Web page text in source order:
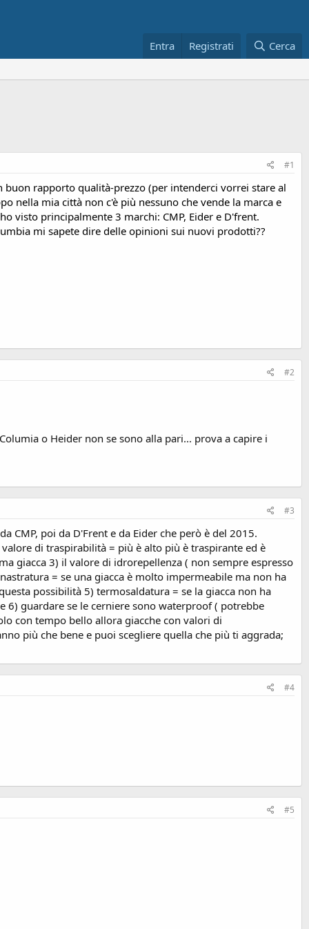
Entra Registrati Cerca
#1
rapporto qualità-prezzo (per intenderci vorrei stare al
nella mia città non c'è più nessuno che vende la marca e
visto principalmente 3 marchi: CMP, Eider e D'frent.
mi sapete dire delle opinioni sui nuovi prodotti??
#2
o Heider non se sono alla pari... prova a capire i
#3
CMP, poi da D'Frent e da Eider che però è del 2015.
di traspirabilità = più è alto più è traspirante ed è
giacca 3) il valore di idrorepellenza ( non sempre espresso
= se una giacca è molto impermeabile ma non ha
possibilità 5) termosaldatura = se la giacca non ha
guardare se le cerniere sono waterproof ( potrebbe
con tempo bello allora giacche con valori di
più che bene e puoi scegliere quella che più ti aggrada;
#4
#5